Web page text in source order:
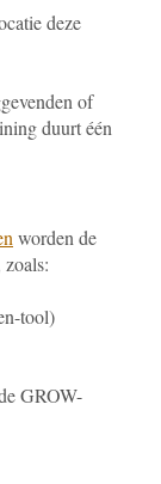
deze
of
duurt één
worden de
tool)
GROW-